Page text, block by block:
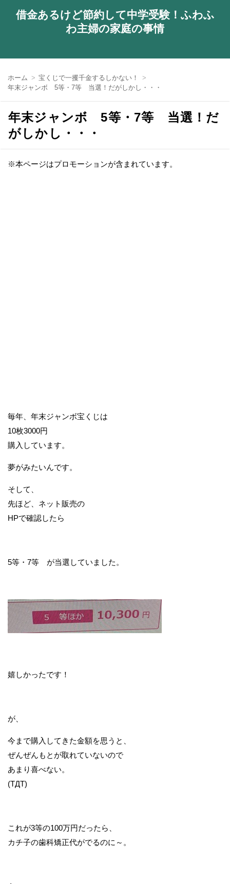
借金あるけど節約して中学受験！ふわふ
わ主婦の家庭の事情
ホーム
宝くじで一攫千金するしかない！
年末ジャンボ 5等・7等 当選！だがしかし・・・
年末ジャンボ 5等・7等 当選！だ
がしかし・・・
※本ページはプロモーションが含まれています。
毎年、年末ジャンボ宝くじは
10枚3000円
購入しています。
夢がみたいんです。
そして、
先ほど、ネット販売の
HPで確認したら
5等・7等 が当選していました。
嬉しかったです！
が、
今まで購入してきた金額を思うと、
ぜんぜんもとが取れていないので
あまり喜べない。
(TДT)
これが3等の100万円だったら、
カチ子の歯科矯正代がでるのに～。